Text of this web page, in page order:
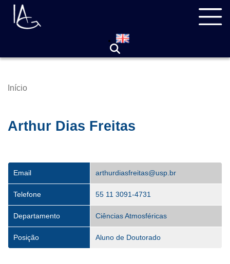
Pular
para
Trilha
Início
Arthur Dias Freitas
Email arthurdiasfreitas@usp.br
Telefone 55 11 3091-4731
Departamento Ciências Atmosféricas
Posição Aluno de Doutorado